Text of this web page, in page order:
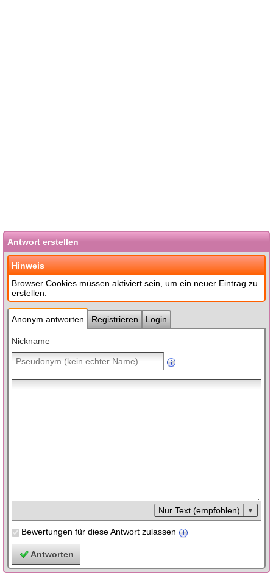
Antwort erstellen
Hinweis
Browser Cookies müssen aktiviert sein, um ein neuer Eintrag zu
erstellen.
Anonym antworten Registrieren Login
Nickname
Nur Text (empfohlen)
Bewertungen für diese Antwort zulassen